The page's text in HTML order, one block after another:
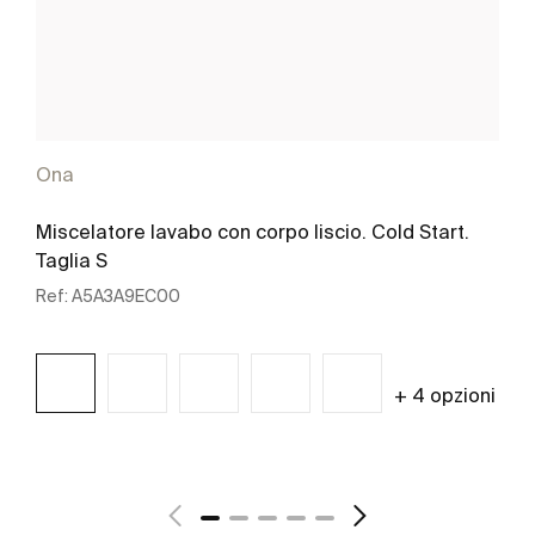
Ona
Miscelatore lavabo con corpo liscio. Cold Start.
Taglia S
Ref: A5A3A9EC00
+ 4 opzioni